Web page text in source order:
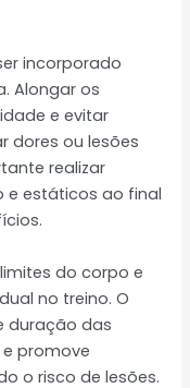
incorporado
Alongar os
e evitar
dores ou lesões
realizar
e estáticos ao final
do corpo e
no treino. O
duração das
promove
o risco de lesões.